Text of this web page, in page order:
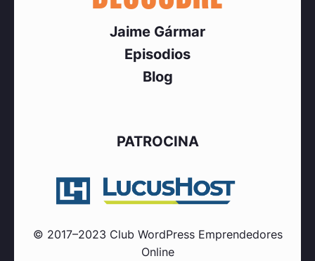
Jaime Gármar
Episodios
Blog
PATROCINA
© 2017–2023 Club WordPress Emprendedores
Online